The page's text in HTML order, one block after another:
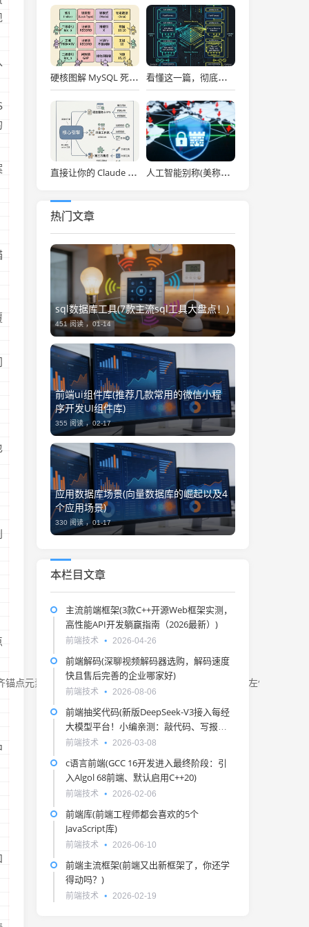
点元素底部 */  left: anchor(center); /* 弹窗左侧对齐锚
硬核图解 MySQL 死锁：为什么两个看似不冲突的 Update 和 Insert 会掐死对方？ 看懂这一篇，彻底通关大模型底层！图解 Transformer 核心架构与自注意力机制！
直接让你的 Claude Code 效率拉满，Anthropic 官方神级插件开源了！ 人工智能别称(美称中国一人工智能企业违反美出口管制 外交部：中方已多次表明原则立场)
热门文章
sql数据库工具(7款主流sql工具大盘点！)
451 阅读 ，01-14
前端ui组件库(推荐几款常用的微信小程
序开发UI组件库)
355 阅读 ，02-17
应用数据库场景(向量数据库的崛起以及4
个应用场景)
330 阅读 ，01-17
本栏目文章
主流前端框架(3款C++开源Web框架实测，
高性能API开发躺赢指南（2026最新）)
前端技术 2026-04-26
前端解码(深聊视频解码器选购，解码速度
快且售后完善的企业哪家好)
前端技术 2026-08-06
前端抽奖代码(新版DeepSeek-V3接入每经
大模型平台！小编亲测：敲代码、写报
告、撰长文样样在行)
前端技术 2026-03-08
c语言前端(GCC 16开发进入最终阶段：引
入Algol 68前端、默认启用C++20)
前端技术 2026-02-06
前端库(前端工程师都会喜欢的5个
JavaScript库)
前端技术 2026-06-10
前端主流框架(前端又出新框架了，你还学
得动吗？)
前端技术 2026-02-19